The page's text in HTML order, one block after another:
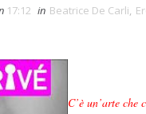
17:12 in Beatrice De Carli,
C’è un’arte